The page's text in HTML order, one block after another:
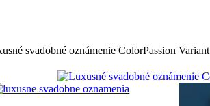
svadobné oznámenie ColorPassion Variant